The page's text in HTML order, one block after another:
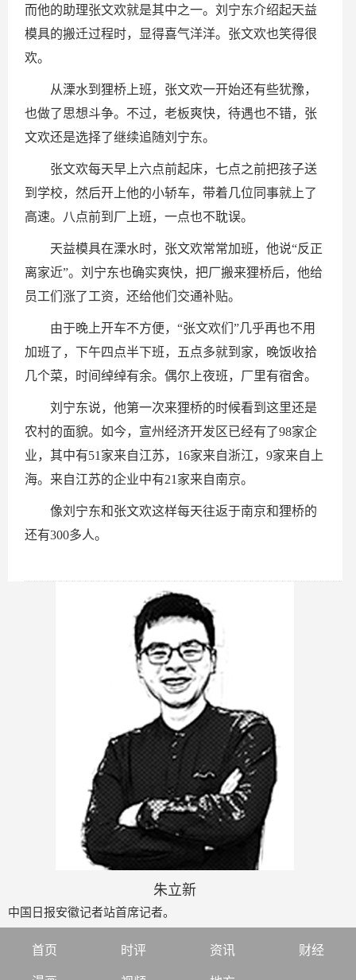
而他的助理张文欢就是其中之一。刘宁东介绍起天益
模具的搬迁过程时，显得喜气洋洋。张文欢也笑得很
欢。
从溧水到狸桥上班，张文欢一开始还有些犹豫，
也做了思想斗争。不过，老板爽快，待遇也不错，张
文欢还是选择了继续追随刘宁东。
张文欢每天早上六点前起床，七点之前把孩子送
到学校，然后开上他的小轿车，带着几位同事就上了
高速。八点前到厂上班，一点也不耽误。
天益模具在溧水时，张文欢常常加班，他说“反正
离家近”。刘宁东也确实爽快，把厂搬来狸桥后，他给
员工们涨了工资，还给他们交通补贴。
由于晚上开车不方便，“张文欢们”几乎再也不用
加班了，下午四点半下班，五点多就到家，晚饭收拾
几个菜，时间绰绰有余。偶尔上夜班，厂里有宿舍。
刘宁东说，他第一次来狸桥的时候看到这里还是
农村的面貌。如今，宣州经济开发区已经有了98家企
业，其中有51家来自江苏，16家来自浙江，9家来自上
海。来自江苏的企业中有21家来自南京。
像刘宁东和张文欢这样每天往返于南京和狸桥的
还有300多人。
朱立新
中国日报安徽记者站首席记者。
首页 时评 资讯 财经